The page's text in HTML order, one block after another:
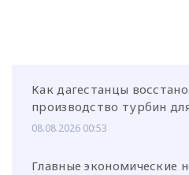
Как дагестанцы
производство турбин
08.08.2026 00:53
Главные экономические